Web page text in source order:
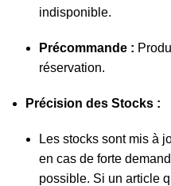
indisponible.
Précommande :
réservation.
Précision des Stocks :
Les stocks sont mis à
en cas de forte
possible. Si un article